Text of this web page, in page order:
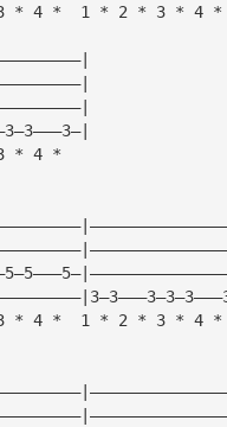
* 4 *  1 * 2 * 3 * 4 *
* 4 *
* 4 *  1 * 2 * 3 * 4